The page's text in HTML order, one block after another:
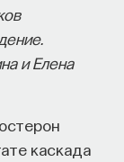
и Елена
каскада